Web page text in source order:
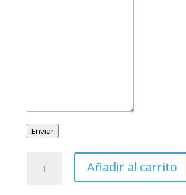
Enviar
sortija
Añadir al carrito